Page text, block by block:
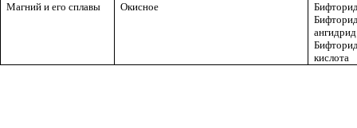
Магний и его сплавы
Окисное
ангидрид
кислота